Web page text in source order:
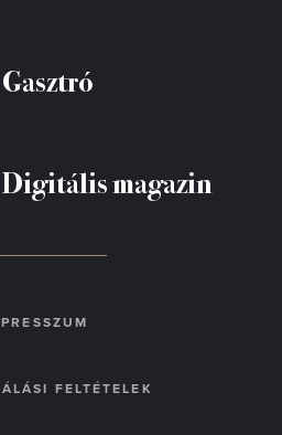
Gasztró
Digitális magazin
FELTÉTELEK